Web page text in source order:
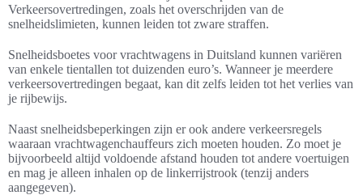
Verkeersovertredingen, zoals het overschrijden van de
snelheidslimieten, kunnen leiden tot zware straffen.
Snelheidsboetes voor vrachtwagens in Duitsland kunnen variëren
van enkele tientallen tot duizenden euro’s. Wanneer je meerdere
verkeersovertredingen begaat, kan dit zelfs leiden tot het verlies van
je rijbewijs.
Naast snelheidsbeperkingen zijn er ook andere verkeersregels
waaraan vrachtwagenchauffeurs zich moeten houden. Zo moet je
bijvoorbeeld altijd voldoende afstand houden tot andere voertuigen
en mag je alleen inhalen op de linkerrijstrook (tenzij anders
aangegeven).